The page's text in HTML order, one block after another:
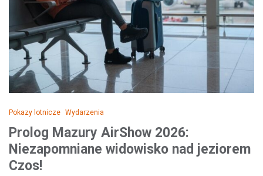
Pokazy lotnicze Wydarzenia
Prolog Mazury AirShow 2026:
Niezapomniane widowisko nad jeziorem
Czos!